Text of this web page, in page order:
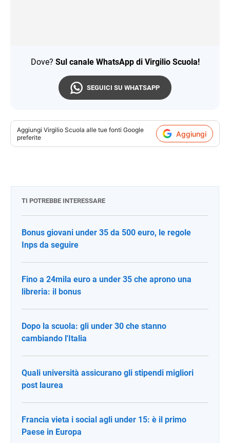
Dove? Sul canale WhatsApp di Virgilio Scuola!
SEGUICI SU WHATSAPP
Aggiungi Virgilio Scuola alle tue fonti Google
preferite
Aggiungi
TI POTREBBE INTERESSARE
Bonus giovani under 35 da 500 euro, le regole
Inps da seguire
Fino a 24mila euro a under 35 che aprono una
libreria: il bonus
Dopo la scuola: gli under 30 che stanno
cambiando l'Italia
Quali università assicurano gli stipendi migliori
post laurea
Francia vieta i social agli under 15: è il primo
Paese in Europa